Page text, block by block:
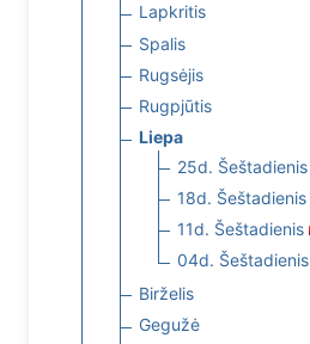
Lapkritis
Spalis
Rugsėjis
Rugpjūtis
Liepa
25d. Šeštadienis
18d. Šeštadienis
11d. Šeštadienis
04d. Šeštadienis
Birželis
Gegužė